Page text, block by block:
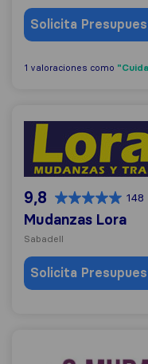
Solicita
1 valoraciones como
Mudanzas Lora
9,8 148
Mudanzas Lora
Sabadell
Solicita